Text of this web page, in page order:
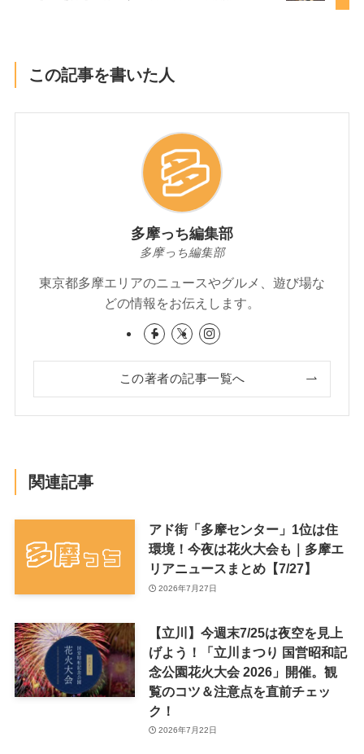
この記事を書いた人
多摩っち編集部
多摩っち編集部
東京都多摩エリアのニュースやグルメ、遊び場な
どの情報をお伝えします。
この著者の記事一覧へ
関連記事
アド街「多摩センター」1位は住
環境！今夜は花火大会も｜多摩エ
リアニュースまとめ【7/27】
2026年7月27日
【立川】今週末7/25は夜空を見上
げよう！「立川まつり 国営昭和記
念公園花火大会 2026」開催。観
覧のコツ＆注意点を直前チェッ
ク！
2026年7月22日